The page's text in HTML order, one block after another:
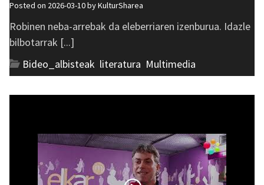
Posted on 2026-03-10 byKulturSharea
Robinen neba-arrebak da eleberriaren izenburua. Idazle
bilbotarrak [...]
Bideo_albisteak literatura Multimedia